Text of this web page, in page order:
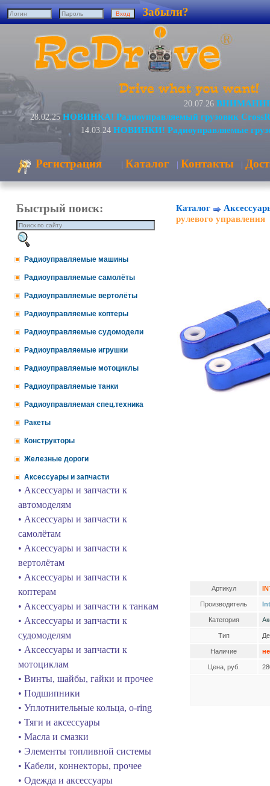
Забыли?
20.07.26 ВНИМАНИЕ!
28.02.25 НОВИНКА! Радиоуправляемый грузовик
14.03.24 НОВИНКИ! Радиоуправляемые
Регистрация | Каталог | Контакты |
Быстрый поиск:
Радиоуправляемые машины
Радиоуправляемые самолёты
Радиоуправляемые вертолёты
Радиоуправляемые коптеры
Радиоуправляемые судомодели
Радиоуправляемые игрушки
Радиоуправляемые мотоциклы
Радиоуправляемые танки
Радиоуправляемая спец.техника
Ракеты
Конструкторы
Железные дороги
Аксессуары и запчасти
• Аксессуары и запчасти к
автомоделям
• Аксессуары и запчасти к
самолётам
• Аксессуары и запчасти к
вертолётам
• Аксессуары и запчасти к
коптерам
• Аксессуары и запчасти к танкам
• Аксессуары и запчасти к
судомоделям
• Аксессуары и запчасти к
мотоциклам
• Винты, шайбы, гайки и прочее
• Подшипники
• Уплотнительные кольца, o-ring
• Тяги и аксессуары
• Масла и смазки
• Элементы топливной системы
• Кабели, коннекторы, прочее
• Одежда и аксессуары
Каталог
рулевого управления
Артикул
Производитель
Категория
Тип
Наличие
Цена, руб.